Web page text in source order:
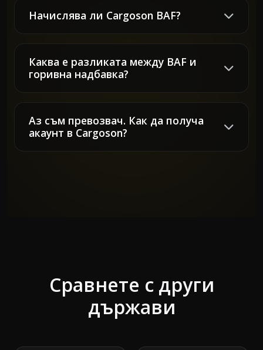
Начислява ли Cargoson BAF?
Каква е разликата между BAF и
горивна надбавка?
Аз съм превозвач. Как да получа
акаунт в Cargoson?
Сравнете с други
държави